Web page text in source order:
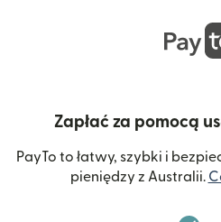
Zapłać za pomocą
PayTo to łatwy, szybki i
pieniędzy z Australii.